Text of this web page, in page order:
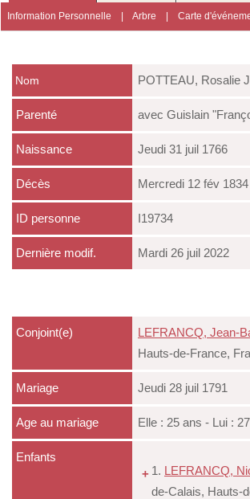
Information Personnelle |Arbre |Carte
Nom POTTEAU, Rosalie
Parenté avec Guislain
Naissance Jeudi 31 juil 1766
Décès Mercredi 12 fév 1834
ID personne I19734
Dernière modif. Mardi 26 juil 2022
Conjoint(e) LEFRANCQ, Jean-
Hauts-de-France,
Mariage Jeudi 28 juil 1791
Age au mariage Elle : 25 ans - Lui :
Enfants
+ 1. LEFRANCQ,
de-Calais, Hauts-